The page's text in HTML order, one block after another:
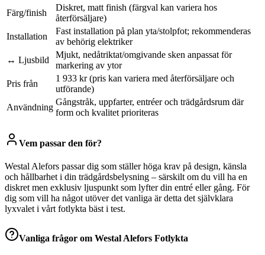
Färg/finish
Diskret, matt finish (färgval kan variera hos
återförsäljare)
Installation
Fast installation på plan yta/stolpfot; rekommenderas
av behörig elektriker
↔ Ljusbild
Mjukt, nedåtriktat/omgivande sken anpassat för
markering av ytor
Pris från
1 933 kr (pris kan variera med återförsäljare och
utförande)
Användning
Gångstråk, uppfarter, entréer och trädgårdsrum där
form och kvalitet prioriteras
Vem passar den för?
Westal Alefors passar dig som ställer höga krav på design, känsla
och hållbarhet i din trädgårdsbelysning – särskilt om du vill ha en
diskret men exklusiv ljuspunkt som lyfter din entré eller gång. För
dig som vill ha något utöver det vanliga är detta det självklara
lyxvalet i vårt fotlykta bäst i test.
Vanliga frågor om Westal Alefors Fotlykta